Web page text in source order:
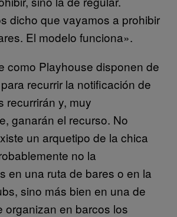
dicho que vayamos a prohibir
El modelo funciona».
como Playhouse disponen de
recurrir la notificación de
recurrirán y, muy
ganarán el recurso. No
un arquetipo de la chica
no la
en una ruta de bares o en la
sino más bien en una de
organizan en barcos los